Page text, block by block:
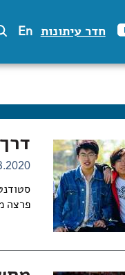
חדר עיתונות En
פרצה